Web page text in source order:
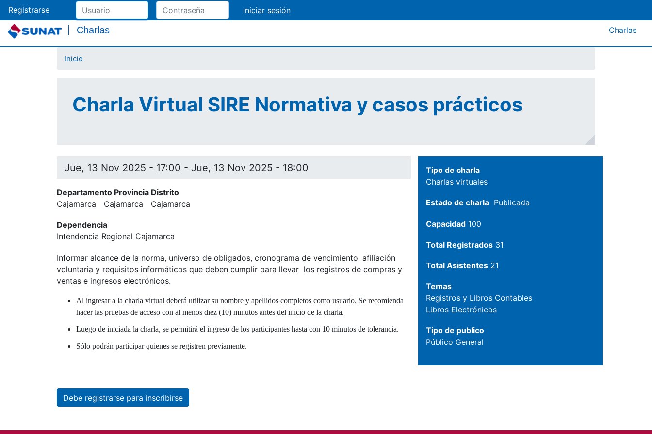
al
Registrarse
Charlas Charlas
Inicio
Charla Virtual SIRE Normativa y casos prácticos
Jue, 13 Nov 2025 - 17:00 - Jue, 13 Nov 2025 - 18:00
Departamento Provincia Distrito
Cajamarca
Cajamarca Cajamarca
Dependencia
Intendencia Regional Cajamarca
Informar alcance de la norma, universo de obligados, cronograma de vencimiento, afiliación
voluntaria y requisitos informáticos que deben cumplir para llevar los registros de compras y
ventas e ingresos electrónicos.
Al ingresar a la charla virtual deberá utilizar su nombre y apellidos completos como usuario. Se recomienda
hacer las pruebas de acceso con al menos diez (10) minutos antes del inicio de la charla.
Luego de iniciada la charla, se permitirá el ingreso de los participantes hasta con 10 minutos de tolerancia.
Sólo podrán participar quienes se registren previamente.
Tipo de charla
Charlas virtuales
Estado de charla Publicada
Capacidad 100
Total Registrados 31
Total Asistentes 21
Temas
Registros y Libros Contables
Libros Electrónicos
Tipo de publico
Público General
Debe registrarse para inscribirse